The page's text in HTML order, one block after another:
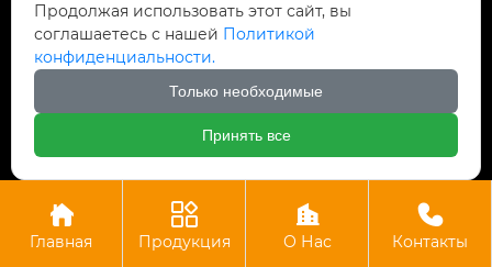
li@futaogroup.com

Авторское право©ООО Импорт и экспорт Уси Футао

Главная

Продукция

О Нас

Контакты
Продолжая использовать этот сайт, вы
соглашаетесь с нашей Политикой
конфиденциальности.
Только необходимые
Принять все